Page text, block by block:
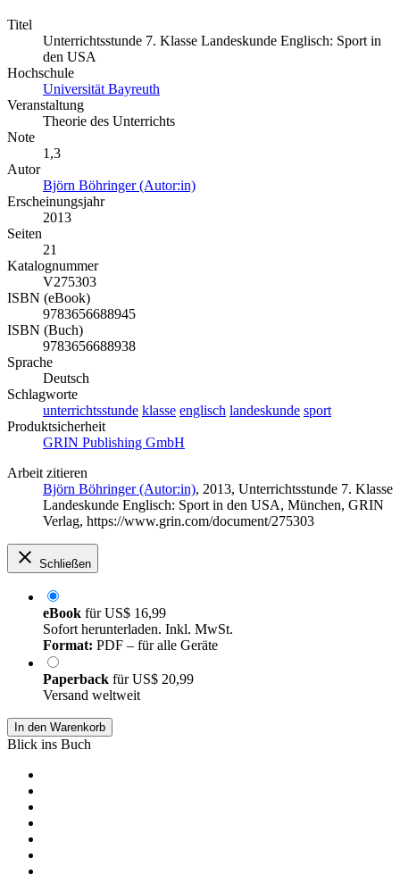
Titel
Unterrichtsstunde 7. Klasse Landeskunde Englisch: Sport in
den USA
Hochschule
Universität Bayreuth
Veranstaltung
Theorie des Unterrichts
Note
1,3
Autor
Björn Böhringer (Autor:in)
Erscheinungsjahr
2013
Seiten
21
Katalognummer
V275303
ISBN (eBook)
9783656688945
ISBN (Buch)
9783656688938
Sprache
Deutsch
Schlagworte
unterrichtsstunde klasse englisch landeskunde sport
Produktsicherheit
GRIN Publishing GmbH
Arbeit zitieren
Björn Böhringer (Autor:in), 2013, Unterrichtsstunde 7. Klasse
Landeskunde Englisch: Sport in den USA, München, GRIN
Verlag, https://www.grin.com/document/275303
Schließen
eBook fürUS$ 16,99
Sofort herunterladen. Inkl. MwSt.
Format: PDF – für alle Geräte
Paperback fürUS$ 20,99
Versand weltweit
In den Warenkorb
Blick ins Buch